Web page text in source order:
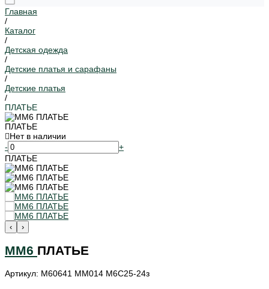
Главная
/
Каталог
/
Детская одежда
/
Детские платья и сарафаны
/
Детские платья
/
ПЛАТЬЕ
ПЛАТЬЕ
Нет в наличии
-
+
ПЛАТЬЕ
‹ ›
MM6 ПЛАТЬЕ
Артикул: M60641 MM014 M6C25-24з